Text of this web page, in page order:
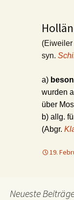
syn.
a)
wurden
über
b) allg.
(Abgr.
19.
Neueste